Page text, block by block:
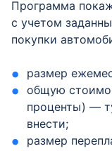
Программа
с учетом
покупки
размер
общую
проценты) —
внести;
размер